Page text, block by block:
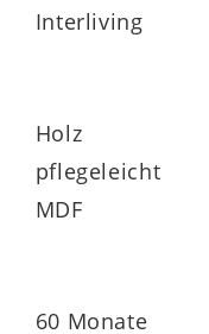
Serie 1701
sogar der
Für
Interliving
Holz
pflegeleicht
MDF
60 Monate